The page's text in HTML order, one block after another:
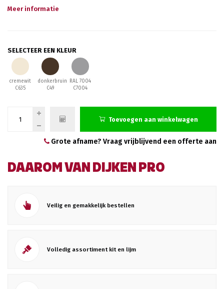
Meer informatie
SELECTEER EEN KLEUR
cremewit
C635
donkerbruin
C49
RAL 7004
C7004
Toevoegen aan winkelwagen
Grote afname? Vraag vrijblijvend een offerte aan
DAAROM VAN DIJKEN PRO
Veilig en gemakkelijk bestellen
Volledig assortiment kit en lijm